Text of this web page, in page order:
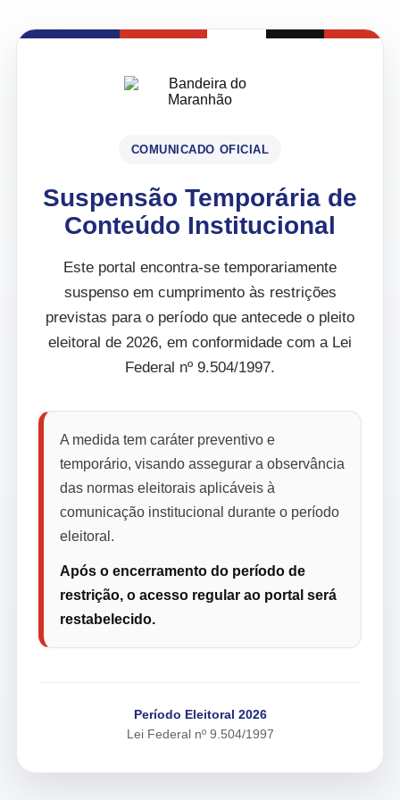
COMUNICADO OFICIAL
Suspensão Temporária de
Conteúdo Institucional
Este portal encontra-se temporariamente
suspenso em cumprimento às restrições
previstas para o período que antecede o pleito
eleitoral de 2026, em conformidade com a Lei
Federal nº 9.504/1997.
A medida tem caráter preventivo e
temporário, visando assegurar a observância
das normas eleitorais aplicáveis à
comunicação institucional durante o período
eleitoral.
Após o encerramento do período de
restrição, o acesso regular ao portal será
restabelecido.
Período Eleitoral 2026
Lei Federal nº 9.504/1997